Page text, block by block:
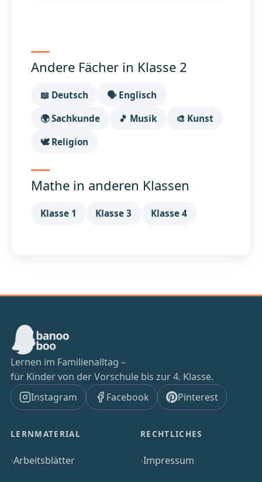
Andere Fächer in Klasse 2
📖 Deutsch 🗣️ Englisch
🌍 Sachkunde 🎵 Musik 🎨 Kunst
🕊️ Religion
Mathe in anderen Klassen
Klasse 1 Klasse 3 Klasse 4
Lernen im Familienalltag –
für Kinder von der Vorschule bis zur 4. Klasse.
Instagram
Facebook Pinterest
LERNMATERIAL
Arbeitsblätter
RECHTLICHES
Impressum